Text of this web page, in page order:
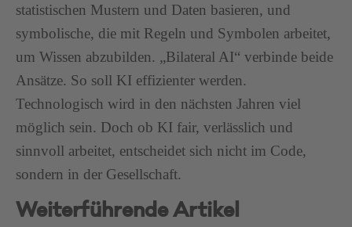
statistischen Mustern und Daten basieren, und
symbolische, die mit Regeln und Symbolen arbeitet,
um Wissen abzubilden. „Bilateral AI“ verbinde beide
Ansätze. So soll KI effizienter werden.
Technologisch wird in den nächsten Jahren viel
möglich sein. Doch ob KI fair, verlässlich und
sinnvoll arbeitet, entscheidet sich nicht im Code,
sondern in der Gesellschaft.
Weiterführende Artikel